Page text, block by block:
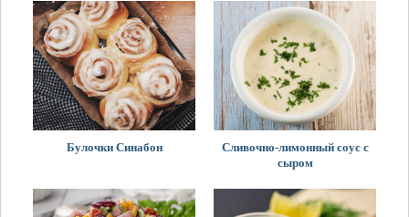
Булочки Синабон
Сливочно-лимонный соус с
сыром